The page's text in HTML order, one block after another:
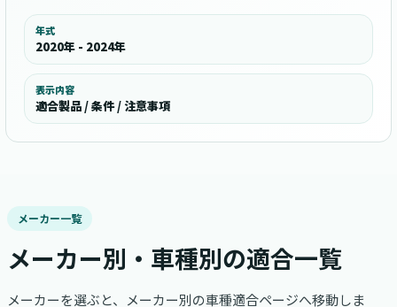
年式
2020年 - 2024年
表示内容
適合製品 / 条件 / 注意事項
メーカー一覧
メーカー別・車種別の適合一覧
メーカーを選ぶと、メーカー別の車種適合ページへ移動しま